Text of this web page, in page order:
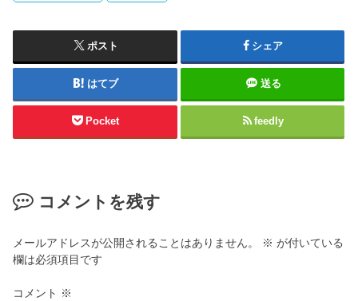
ポスト シェア
はてブ 送る
Pocket feedly
コメントを残す
メールアドレスが公開されることはありません。 ※ が付いている
欄は必須項目です
コメント ※